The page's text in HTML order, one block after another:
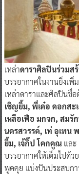
เหล่าดาราศิลปินร่วมส
บรรยากาศในงานยิ่งเ
เหล่าดาราและศิลปินชื่
เชิญยิ้ม, พี่เด๋อ ดอกสะ
เหลือเฟือ มกจก, สมรั
นครสวรรค์, เท่ อุเทน
ยิ้ม, เจ้กิ๊ป โคกคูณ และ
บรรยากาศให้เต็มไปด้
พูดคุย แบ่งปันประสบก